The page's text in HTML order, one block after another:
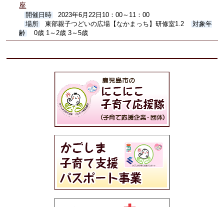
座
開催日時
2023年6月22日10：00～11：00
場所
東部親子つどいの広場【なかまっち】研修室1.2
対象年
齢
0歳 1～2歳 3～5歳